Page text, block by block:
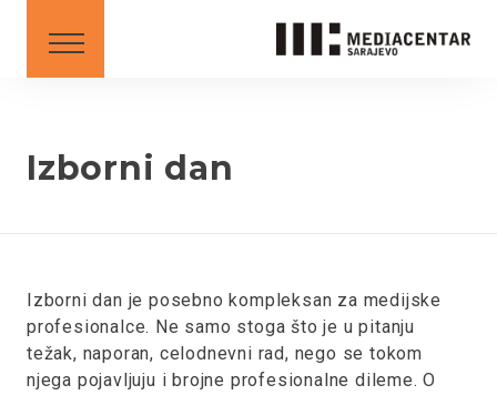
XK - SR
Izborni dan
Izborni dan je posebno kompleksan za medijske
profesionalce. Ne samo stoga što je u pitanju
težak, naporan, celodnevni rad, nego se tokom
njega pojavljuju i brojne profesionalne dileme. O